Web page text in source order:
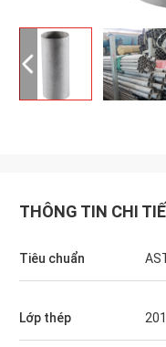
THÔNG TIN CHI
Tiêu chuẩn
Lớp thép